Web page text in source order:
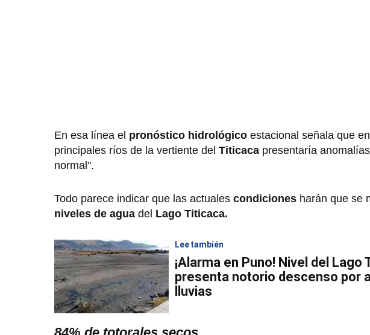
En esa línea el pronóstico hidrológico estacional señala que
principales ríos de la vertiente del Titicaca presentaría
normal".
Todo parece indicar que las actuales condiciones harán que se
niveles de agua del Lago Titicaca.
Lee también
¡Alarma en Puno! Nivel del Lago
presenta notorio descenso por
lluvias